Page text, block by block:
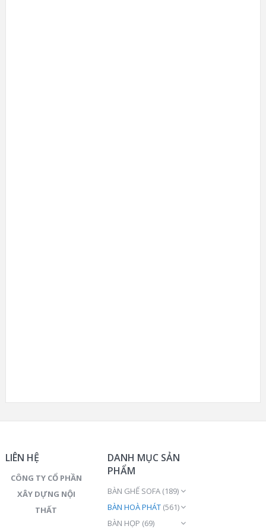
LIÊN HỆ
CÔNG TY CỔ PHẦN
XÂY DỰNG NỘI
THẤT
DANH MỤC SẢN
PHẨM
BÀN GHẾ SOFA (189)
BÀN HOÀ PHÁT (561)
BÀN HỌP (69)